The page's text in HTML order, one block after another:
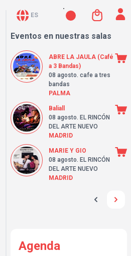
ES
Eventos en nuestras salas
ABRE LA JAULA (Café
a 3 Bandas)
08 agosto. cafe a tres
bandas
PALMA
Baliall
08 agosto. EL RINCÓN
DEL ARTE NUEVO
MADRID
MARIE Y GIO
08 agosto. EL RINCÓN
DEL ARTE NUEVO
MADRID
Agenda